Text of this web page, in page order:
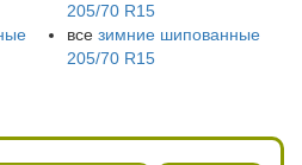
205/70 R15
все зимние шипованные
205/70 R15